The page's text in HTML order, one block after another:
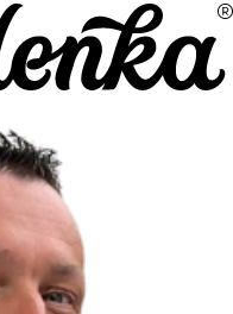
najlepšie služby.
ale potrebujeme súhlas
stránkach a aby sme
či reklamu,
Google